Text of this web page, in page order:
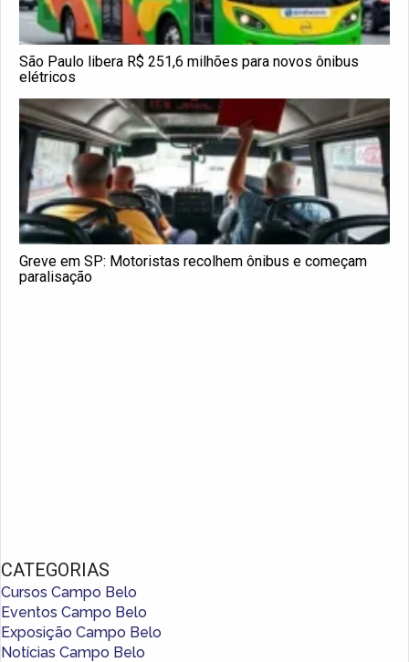
São Paulo libera R$ 251,6 milhões para novos ônibus
elétricos
Greve em SP: Motoristas recolhem ônibus e começam
paralisação
CATEGORIAS
Cursos Campo Belo
Eventos Campo Belo
Exposição Campo Belo
Notícias Campo Belo